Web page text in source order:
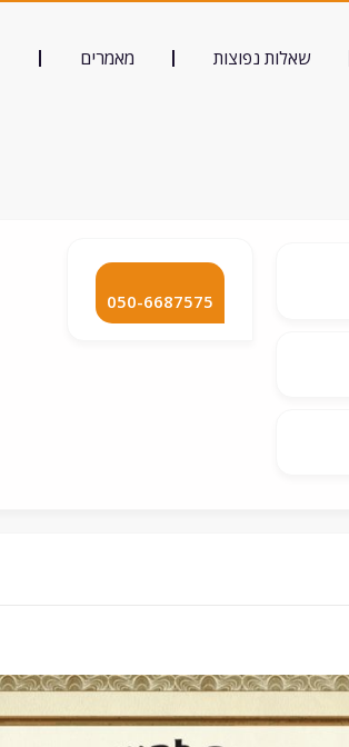
שאלות נפוצות מאמרים
050-6687575